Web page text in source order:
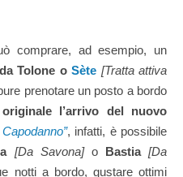
comprare, ad esempio, un
Tolone oSète [Tratta attiva
prenotare un posto a bordo
l’arrivo del nuovo
, infatti, è possibile
[Da Savona]o Bastia [Da
notti a bordo, gustare ottimi